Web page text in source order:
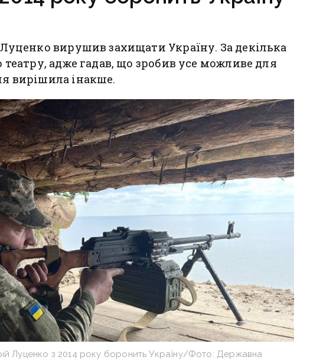
вирушив захищати Україну. За декілька
театру, адже гадав, що зробив усе можливе для
вирішила інакше.
Луценко з 2014 року боронить Україну/Фото: Державна